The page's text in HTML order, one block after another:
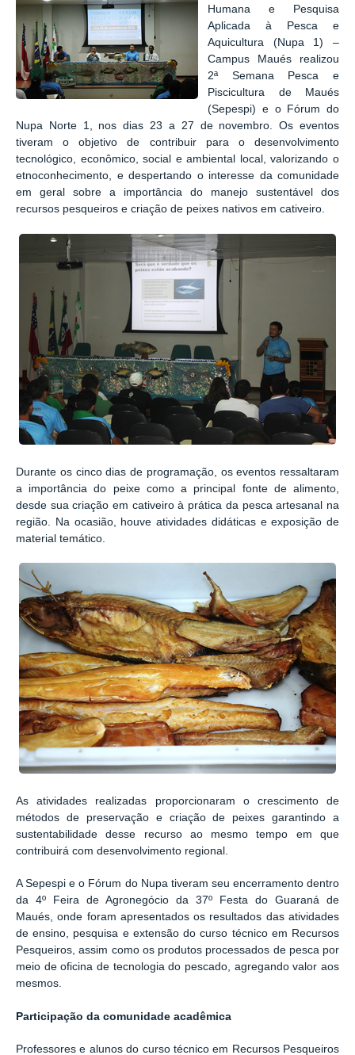
Humana e Pesquisa
Aplicada à Pesca e
Aquicultura (Nupa 1) –
Campus Maués realizou
2ª Semana Pesca e
Piscicultura de Maués
(Sepespi) e o Fórum do
Nupa Norte 1, nos dias 23 a 27 de novembro. Os eventos
tiveram o objetivo de contribuir para o desenvolvimento
tecnológico, econômico, social e ambiental local, valorizando o
etnoconhecimento, e despertando o interesse da comunidade
em geral sobre a importância do manejo sustentável dos
recursos pesqueiros e criação de peixes nativos em cativeiro.
Durante os cinco dias de programação, os eventos ressaltaram
a importância do peixe como a principal fonte de alimento,
desde sua criação em cativeiro à prática da pesca artesanal na
região. Na ocasião, houve atividades didáticas e exposição de
material temático.
As atividades realizadas proporcionaram o crescimento de
métodos de preservação e criação de peixes garantindo a
sustentabilidade desse recurso ao mesmo tempo em que
contribuirá com desenvolvimento regional.
A Sepespi e o Fórum do Nupa tiveram seu encerramento dentro
da 4º Feira de Agronegócio da 37º Festa do Guaraná de
Maués, onde foram apresentados os resultados das atividades
de ensino, pesquisa e extensão do curso técnico em Recursos
Pesqueiros, assim como os produtos processados de pesca por
meio de oficina de tecnologia do pescado, agregando valor aos
mesmos.
Participação da comunidade acadêmica
Professores e alunos do curso técnico em Recursos Pesqueiros